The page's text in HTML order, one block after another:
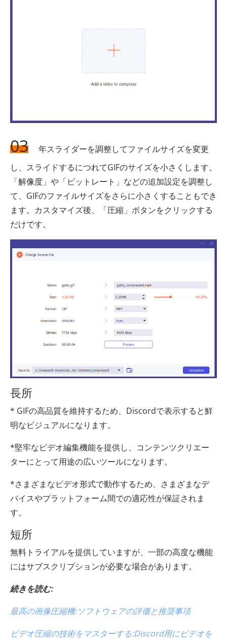
03
年スライダーを調整してファイルサイズを変更
し、スライドするにつれてGIFのサイズを小さくします。
「解像度」や「ビットレート」などの追加設定を調整し
て、GIFのファイルサイズをさらに小さくすることもでき
ます。カスタマイズ後、「圧縮」ボタンをクリックする
だけです。
長所
* GIFの高品質を維持するため、Discordで表示すると鮮
明なビジュアルになります。
*堅牢なビデオ編集機能を提供し、コンテンツクリエー
ターにとって用途の広いツールになります。
*さまざまなビデオ形式で動作するため、さまざまなデ
バイスやプラットフォーム間での適応性が保証されま
す。
短所
無料トライアルを提供していますが、一部の高度な機能
にはサブスクリプションが必要な場合があります。
続きを読む:
最高の画像圧縮機:ソフトウェアの評価と推奨事項
ビデオ圧縮の技術をマスターする:Discord用にビデオを